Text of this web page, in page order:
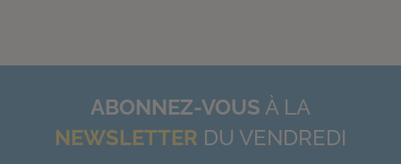
ABONNEZ-VOUS À LA
NEWSLETTER DU VENDREDI